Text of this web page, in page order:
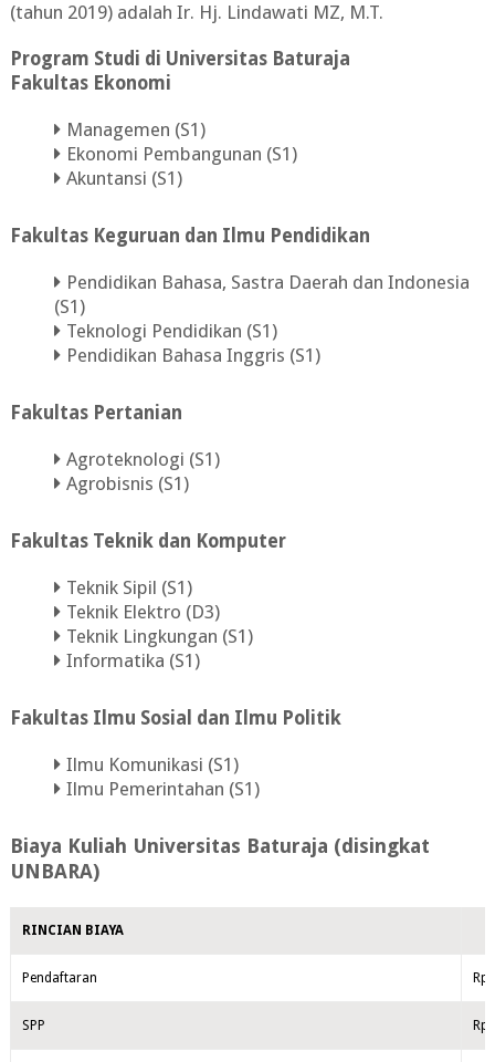
(tahun 2019) adalah Ir. Hj. Lindawati MZ, M.T.
Program Studi di Universitas Baturaja
Fakultas Ekonomi
Managemen (S1)
Ekonomi Pembangunan (S1)
Akuntansi (S1)
Fakultas Keguruan dan Ilmu Pendidikan
Pendidikan Bahasa, Sastra Daerah dan Indonesia
(S1)
Teknologi Pendidikan (S1)
Pendidikan Bahasa Inggris (S1)
Fakultas Pertanian
Agroteknologi (S1)
Agrobisnis (S1)
Fakultas Teknik dan Komputer
Teknik Sipil (S1)
Teknik Elektro (D3)
Teknik Lingkungan (S1)
Informatika (S1)
Fakultas Ilmu Sosial dan Ilmu Politik
Ilmu Komunikasi (S1)
Ilmu Pemerintahan (S1)
Biaya Kuliah Universitas Baturaja (disingkat
UNBARA)
RINCIAN BIAYA
Pendaftaran
SPP